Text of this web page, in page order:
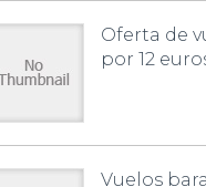
Oferta de
por 12
Vuelos